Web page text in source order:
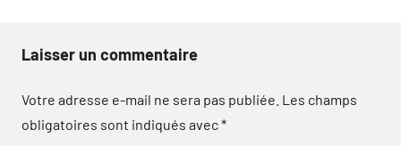
Laisser un commentaire
Votre adresse e-mail ne sera pas publiée. Les champs
obligatoires sont indiqués avec*